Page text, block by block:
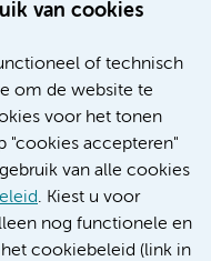
van cookies
of technisch
om de website te
voor het tonen
"cookies accepteren"
van alle cookies
. Kiest u voor
nog functionele en
cookiebeleid (link in